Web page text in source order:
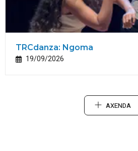
TRCdanza: Ngoma
19/09/2026
AXENDA